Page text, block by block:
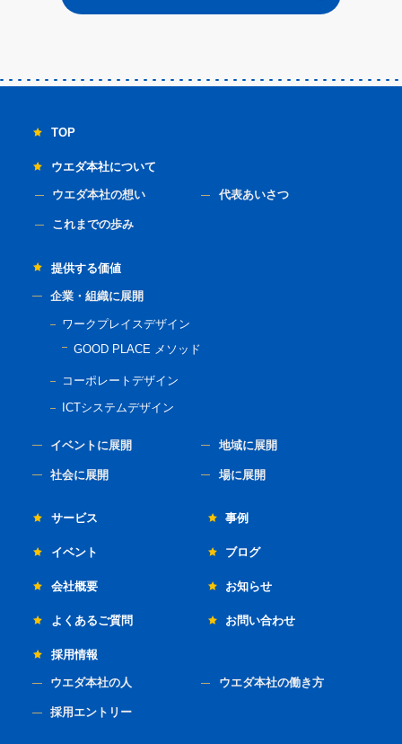
TOP
ウエダ本社について
ウエダ本社の想い 代表あいさつ
これまでの歩み
提供する価値
企業・組織に展開
ワークプレイスデザイン
GOOD PLACE メソッド
コーポレートデザイン
ICTシステムデザイン
イベントに展開 地域に展開
社会に展開 場に展開
サービス 事例
イベント ブログ
会社概要 お知らせ
よくあるご質問 お問い合わせ
採用情報
ウエダ本社の人 ウエダ本社の働き方
採用エントリー